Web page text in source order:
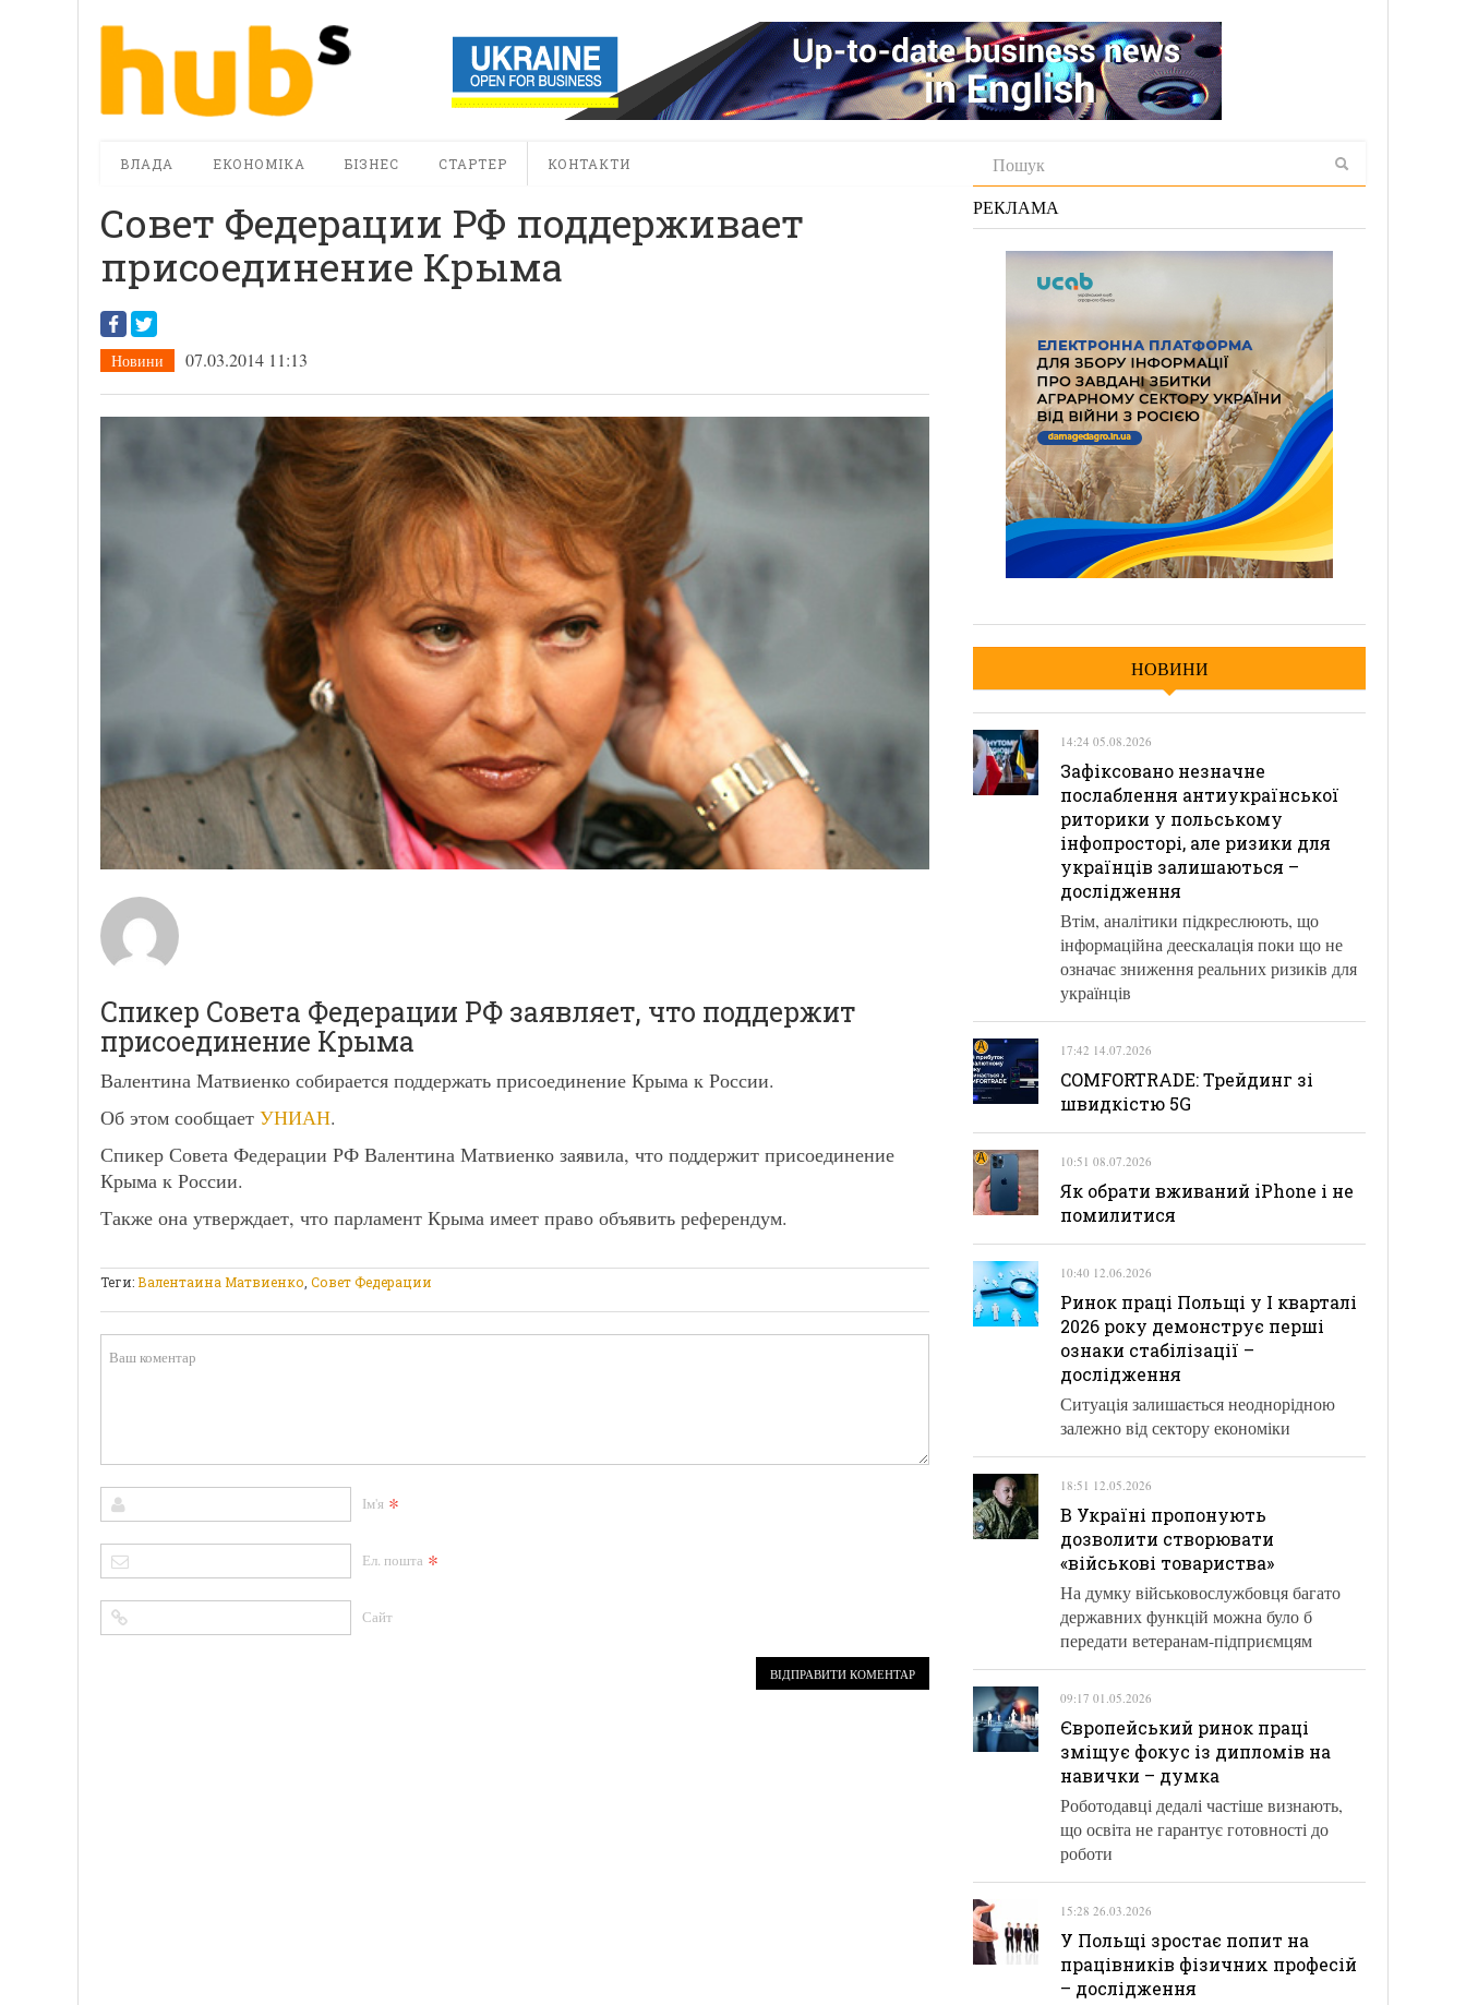
ВЛАДА ЕКОНОМІКА БІЗНЕС СТАРТЕР КОНТАКТИ
Совет Федерации РФ поддерживает
присоединение Крыма
Новини 07.03.2014 11:13
Спикер Совета Федерации РФ заявляет, что поддержит
присоединение Крыма
Валентина Матвиенко собирается поддержать присоединение Крыма к России.
Об этом сообщает УНИАН.
Спикер Совета Федерации РФ Валентина Матвиенко заявила, что поддержит присоединение
Крыма к России.
Также она утверждает, что парламент Крыма имеет право объявить референдум.
Теги:Валентаина Матвиенко Совет Федерации
Ім'я *
Ел. пошта *
Сайт
РЕКЛАМА
НОВИНИ
14:24 05.08.2026
Зафіксовано незначне
послаблення антиукраїнської
риторики у польському
інфопросторі, але ризики для
українців залишаються –
дослідження
Втім, аналітики підкреслюють, що
інформаційна деескалація поки що не
означає зниження реальних ризиків для
українців
17:42 14.07.2026
COMFORTRADE: Трейдинг зі
швидкістю 5G
10:51 08.07.2026
Як обрати вживаний iPhone і не
помилитися
10:40 12.06.2026
Ринок праці Польщі у І кварталі
2026 року демонструє перші
ознаки стабілізації –
дослідження
Ситуація залишається неоднорідною
залежно від сектору економіки
18:51 12.05.2026
В Україні пропонують
дозволити створювати
«військові товариства»
На думку військовослужбовця багато
державних функцій можна було б
передати ветеранам-підприємцям
09:17 01.05.2026
Європейський ринок праці
зміщує фокус із дипломів на
навички – думка
Роботодавці дедалі частіше визнають,
що освіта не гарантує готовності до
роботи
15:28 26.03.2026
У Польщі зростає попит на
працівників фізичних професій
– дослідження